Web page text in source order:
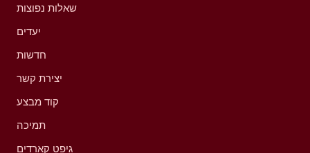
שאלות נפוצות
יעדים
חדשות
יצירת קשר
קוד מבצע
תמיכה
גיפט קארדים